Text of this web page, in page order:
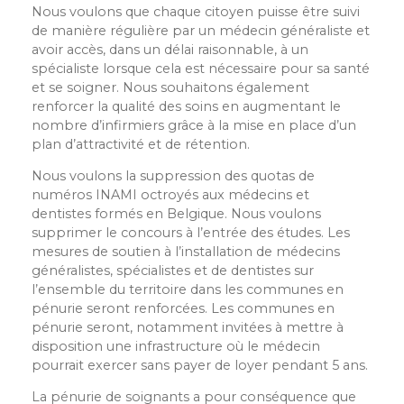
Nous voulons que chaque citoyen puisse être suivi
de manière régulière par un médecin généraliste et
avoir accès, dans un délai raisonnable, à un
spécialiste lorsque cela est nécessaire pour sa santé
et se soigner. Nous souhaitons également
renforcer la qualité des soins en augmentant le
nombre d’infirmiers grâce à la mise en place d’un
plan d’attractivité et de rétention.
Nous voulons la suppression des quotas de
numéros INAMI octroyés aux médecins et
dentistes formés en Belgique. Nous voulons
supprimer le concours à l’entrée des études. Les
mesures de soutien à l’installation de médecins
généralistes, spécialistes et de dentistes sur
l’ensemble du territoire dans les communes en
pénurie seront renforcées. Les communes en
pénurie seront, notamment invitées à mettre à
disposition une infrastructure où le médecin
pourrait exercer sans payer de loyer pendant 5 ans.
La pénurie de soignants a pour conséquence que